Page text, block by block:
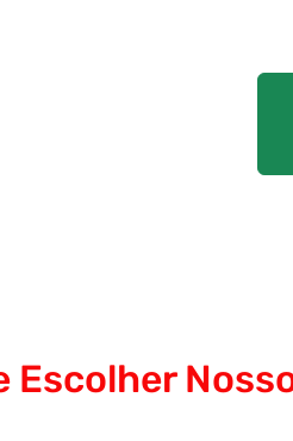
Escolher